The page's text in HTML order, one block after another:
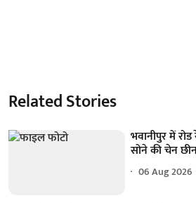
Related Stories
भवानीपुर में
सोने की चेन
06 Aug 2026